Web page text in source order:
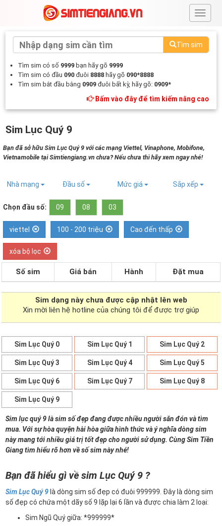
#
Tìm sim
Tìm sim có số 9999 bạn hãy gõ 9999
Tìm sim có đầu 090 đuôi 8888 hãy gõ 090*8888
Tìm sim bắt đầu bằng 0909 đuôi bất kỳ, hãy gõ: 0909*
Bấm vào đây để tìm kiếm nâng cao
Sim Lục Quý 9
Bạn đã sở hữu Sim Lục Quý 9 với các mạng Viettel, Vinaphone, Mobifone,
Vietnamobile tại Simtiengiang.vn chưa? Nếu chưa thì hãy xem ngay nhé!
Nhà mạng Đầu số Mức giá Sắp xếp
Chọn đầu số: 09 08 03
viettel 100 - 200 triệu Cao đến thấp
xóa bộ lọc
Số sim Giá bán Hành Đặt mua
Sim dạng này chưa được cập nhật lên web
Xin mời liên hệ hotline của chúng tôi để được trợ giúp
Sim Lục Quý 0 Sim Lục Quý 1 Sim Lục Quý 2
Sim Lục Quý 3 Sim Lục Quý 4 Sim Lục Quý 5
Sim Lục Quý 6 Sim Lục Quý 7 Sim Lục Quý 8
Sim Lục Quý 9
Sim lục quý 9 là sim số đẹp đang được nhiều người săn đón và tìm
mua. Với sự hòa quyện hài hòa giữa hình thức và ý nghĩa dòng sim
này mang tới nhiều giá trị tốt đẹp cho người sử dụng. Cùng Sim Tiền
Giang tìm hiểu rõ hơn về số sim này nhé!
Bạn đã hiểu gì về sim Lục Quý 9 ?
Sim Lục Quý 9 là dòng sim số đẹp có đuôi 999999. Đây là dòng sim
số đẹp có chứa một dãy số 9 lặp lại 6 lần và được chia làm 2 loại:
Sim Ngũ Quý giữa: *999999*